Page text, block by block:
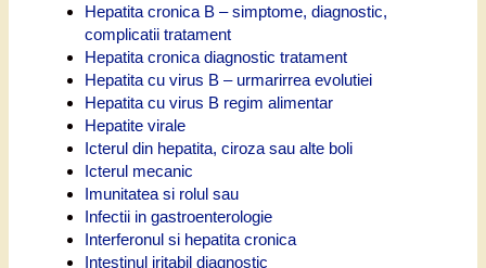
Hepatita cronica B – simptome, diagnostic,
complicatii tratament
Hepatita cronica diagnostic tratament
Hepatita cu virus B – urmarirrea evolutiei
Hepatita cu virus B regim alimentar
Hepatite virale
Icterul din hepatita, ciroza sau alte boli
Icterul mecanic
Imunitatea si rolul sau
Infectii in gastroenterologie
Interferonul si hepatita cronica
Intestinul iritabil diagnostic